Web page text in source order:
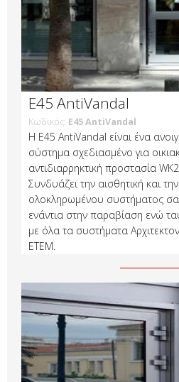
E45 AntiVandal
Κωδικός: E45 AntiVandal
H E45 AntiVandal είναι ένα
σύστημα σχεδιασμένο για
αντιδιαρρηκτική προστασία
Συνδυάζει την αισθητική και
ολοκληρωμένου συστήματος
ενάντια στην παραβίαση ενώ
με όλα τα συστήματα
ΕΤΕΜ.